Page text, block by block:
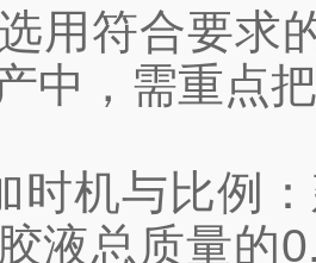
符合要求的
中，需重点
与比例：
液总质量的